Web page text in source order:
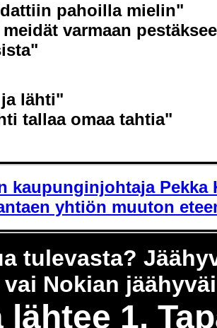
pahoilla mielin"
varmaan
lähti"
tallaa omaa tahtia"
kaupunginjohtaja Pekka
yhtiön muuton
tulevasta?
Nokian
lähtee 1.